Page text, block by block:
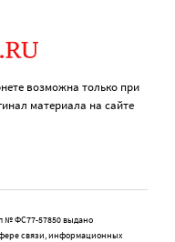
возможна только при
материала на сайте
№ ФС77-57850 выдано
связи, информационных